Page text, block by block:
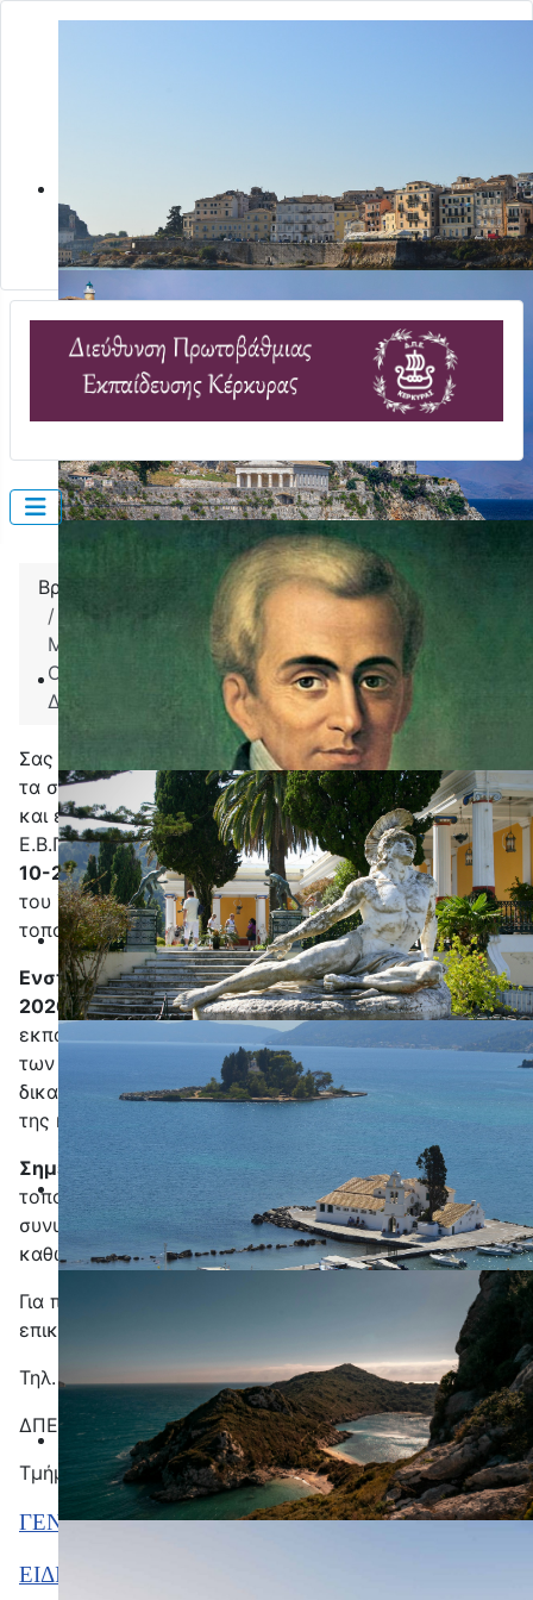
Βρίσκεστε εδώ: Αρχική
Uncategorised
20-1-2026: ΠΡΟΣΩΡΙΝΟΙ ΠΙΝΑΚΕΣ
ΜΟΡΙΟΔΟΤΗΣΗΣ ΤΩΝ ΑΙΤΟΥΝΤΩΝ ΒΕΛΤΙΩΣΗ Ή
ΟΡΙΣΤΙΚΗ ΤΟΠΟΘΕΤΗΣΗ ΕΚΠΑΙΔΕΥΤΙΚΩΝ ΤΗΣ
Δ.Π.Ε. ΚΕΡΚΥΡΑΣ ΓΙΑ ΤΟ ΣΧ. ΕΤΟΣ 2025-2026
Σας ανακοινώνουμε τους προσωρινούς πίνακες με
τα στοιχεία και τα μόρια των εκπαιδευτικών γενικής
και ειδικής αγωγής καθώς και των μελών Ε.Ε.Π. και
Ε.Β.Π που υπέβαλαν, σύμφωνα με τις 129814/Ε2/15-
10-2025και129423/Ε4/15-10-2025εγκυκλίους
του Υ.ΠΑΙ.Θ.Α., αίτηση για βελτίωση ή οριστική
τοποθέτηση.
Ενστάσεις: Σας ενημερώνουμε ότι από20-01-
2026μέχρι και26-01-2026και ώρα 15:00οι
εκπαιδευτικοί μπορούν να υποβάλουν ένσταση κατά
των αναρτημένων πινάκων και σε περίπτωση
δικαίωσης από το ΠΥΣΠΕ θα ακολουθήσει διόρθωση
της ηλεκτρονικής αίτησης των ενδιαφερομένων.
Σημείωση : Στις αιτήσεις για βελτίωση ή για οριστική
τοποθέτηση τα μόρια εντοπιότητας και
συνυπηρέτησης εμφανίζονται σε όλουςμηδενικά,
καθώς δεν έχει ακόμη γίνει επιλογή των σχολείων.
Για πληροφορίες και διευκρινίσεις μπορείτε να
επικοινωνείτε στα τηλέφωνα:
Τηλ. 26610 40069(εσωτ.: 102, 112)
ΔΠΕ Κέρκυρας
Τμήμα Γ΄ Προσωπικού
ΓΕΝΙΚΗΣ ΑΓΩΓΗΣ
ΕΙΔΙΚΗΣ ΑΓΩΓΗΣ